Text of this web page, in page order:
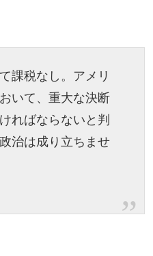
課税なし。アメリ
いて、重大な決断
ればならないと判
治は成り立ちませ